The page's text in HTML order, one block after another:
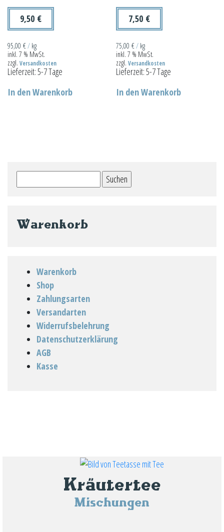
9,50 €
95,00 €/ kg
inkl. 7 % MwSt.
zzgl. Versandkosten
Lieferzeit:5-7 Tage
In den Warenkorb
7,50 €
75,00€/ kg
inkl. 7 % MwSt.
zzgl.Versandkosten
Lieferzeit:5-7 Tage
In den Warenkorb
nach:
Warenkorb
Warenkorb
Shop
Zahlungsarten
Versandarten
Widerrufsbelehrung
Datenschutzerklärung
AGB
Kasse
Kräutertee
Mischungen